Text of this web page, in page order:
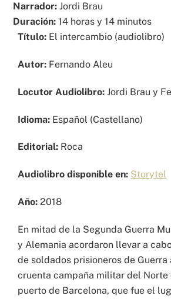
Narrador:Jordi Brau
Duración:14 horas y 14 minutos
Título: El intercambio (audiolibro)
Autor: Fernando Aleu
Locutor Audiolibro:Jordi Brau y
Idioma: Español (Castellano)
Editorial: Roca
Audiolibro disponible en: Storytel
Año: 2018
En mitad de la Segunda Guerra
y Alemania acordaron llevar a
de soldados prisioneros de
cruenta campaña militar del Norte
puerto de Barcelona, que fue el